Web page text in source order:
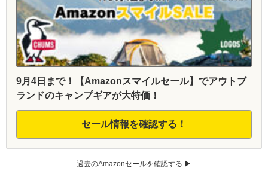
9月4日まで！【Amazonスマイルセール】でアウトブ
ランドのキャンプギアが大特価！
セール情報を確認する！
過去のAmazonセールを確認する ▶︎